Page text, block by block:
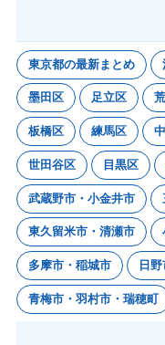
東京都の最新まとめ
墨田区 足立区
板橋区 練馬区
世田谷区 目黒区
武蔵野市・小金井市
東久留米市・清瀬市
多摩市・稲城市 日
青梅市・羽村市・瑞穂町